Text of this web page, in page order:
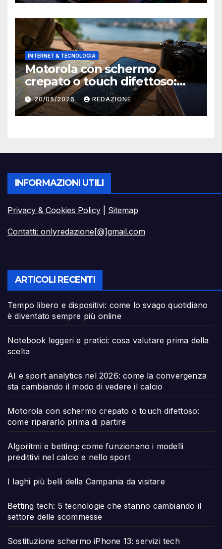
INTERNET & TECNOLOGIA
Motorola con schermo
crepato o touch difettoso:
come ripararlo prima di
partire
20/05/2026 REDAZIONE
INFORMAZIONI UTILI
Privacy & Cookies Policy Sitemap
Contatti: onlyredazione[@]gmail.com
ARTICOLI RECENTI
Tempo libero e dispositivi: come lo svago quotidiano
è diventato sempre più online
Notebook leggeri e pratici: cosa valutare prima della
scelta
AI e sport analytics nel 2026: come la convergenza
sta cambiando il modo di vedere il calcio
Motorola con schermo crepato o touch difettoso:
come ripararlo prima di partire
Algoritmi e betting: come funzionano i modelli
predittivi nel calcio e nello sport
I laghi più belli della Campania da visitare
Betting tech: 5 tecnologie che stanno cambiando il
settore delle scommesse
Sostituzione schermo iPhone 13: servizi tech